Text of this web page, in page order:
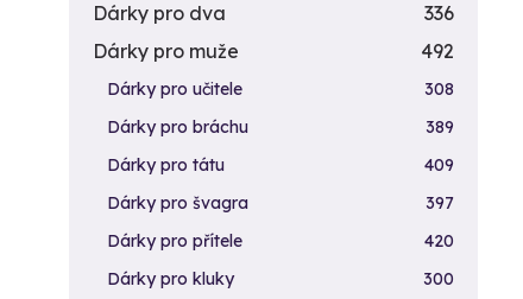
Dárky pro dva
336
Dárky pro muže
492
Dárky pro učitele
308
Dárky pro bráchu
389
Dárky pro tátu
409
Dárky pro švagra
397
Dárky pro přítele
420
Dárky pro kluky
300